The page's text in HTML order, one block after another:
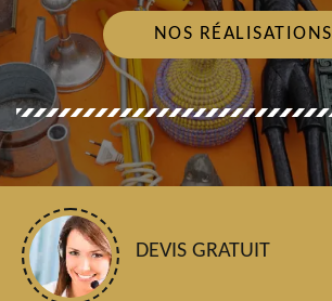
NOS RÉALISATIONS
DEVIS GRATUIT